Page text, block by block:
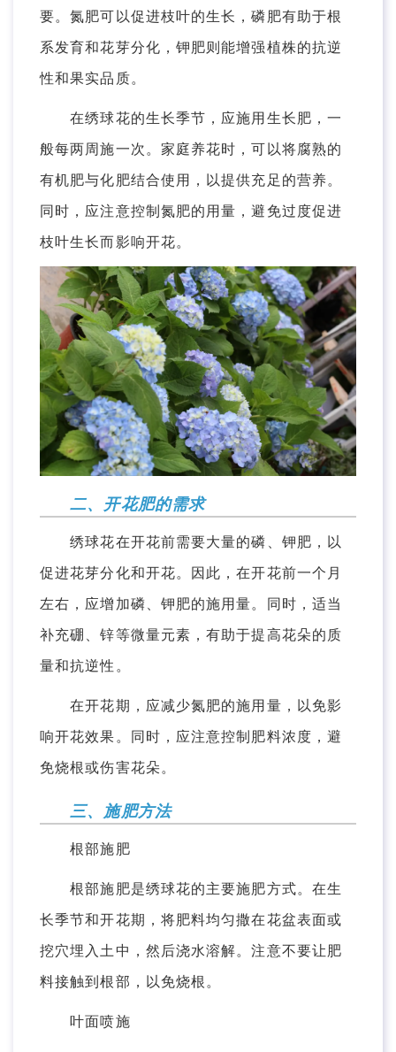
要。氮肥可以促进枝叶的生长，磷肥有助于根
系发育和花芽分化，钾肥则能增强植株的抗逆
性和果实品质。
在绣球花的生长季节，应施用生长肥，一
般每两周施一次。家庭养花时，可以将腐熟的
有机肥与化肥结合使用，以提供充足的营养。
同时，应注意控制氮肥的用量，避免过度促进
枝叶生长而影响开花。
二、开花肥的需求
绣球花在开花前需要大量的磷、钾肥，以
促进花芽分化和开花。因此，在开花前一个月
左右，应增加磷、钾肥的施用量。同时，适当
补充硼、锌等微量元素，有助于提高花朵的质
量和抗逆性。
在开花期，应减少氮肥的施用量，以免影
响开花效果。同时，应注意控制肥料浓度，避
免烧根或伤害花朵。
三、施肥方法
根部施肥
根部施肥是绣球花的主要施肥方式。在生
长季节和开花期，将肥料均匀撒在花盆表面或
挖穴埋入土中，然后浇水溶解。注意不要让肥
料接触到根部，以免烧根。
叶面喷施